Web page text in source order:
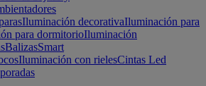
Iluminación decorativaIluminación para
para dormitorioIluminación
BalizasSmart
Iluminación con rielesCintas Led